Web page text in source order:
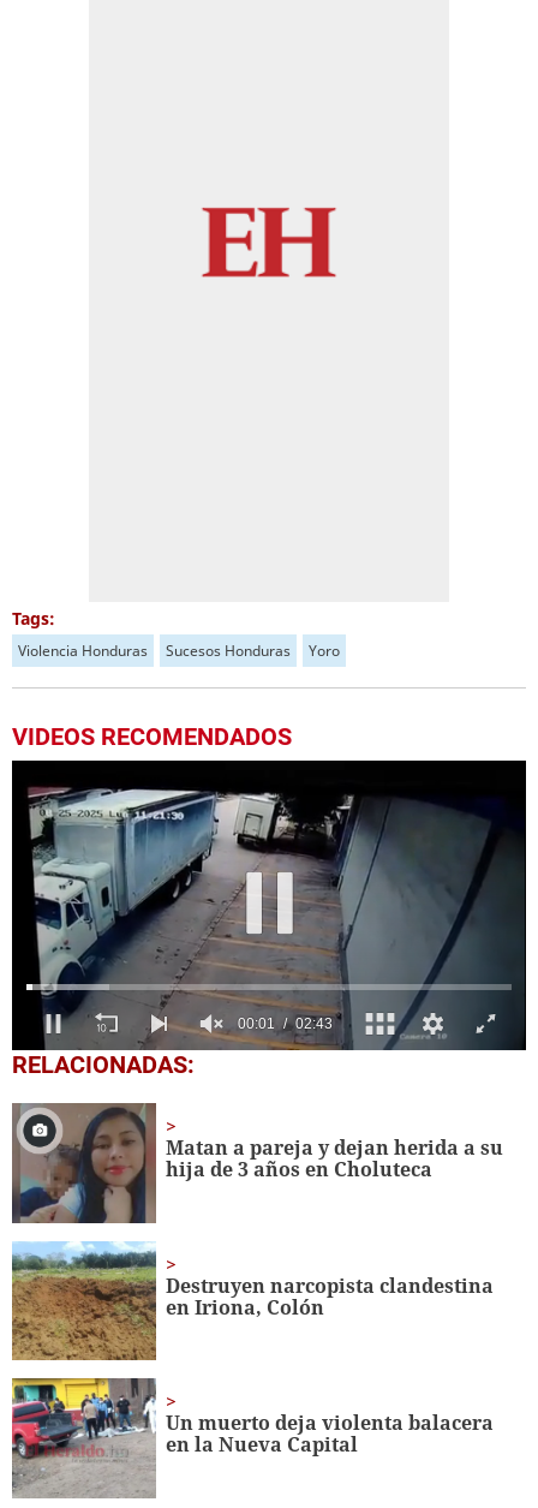
Tags:
Violencia Honduras Sucesos Honduras Yoro
VIDEOS RECOMENDADOS
0
seconds
2
minutes,
43
seconds
RELACIONADAS:
Matan a pareja y dejan herida a su
hija de 3 años en Choluteca
Destruyen narcopista clandestina
en Iriona, Colón
Un muerto deja violenta balacera
en la Nueva Capital